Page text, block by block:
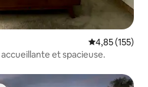
Évaluation
4,85 (155)
et spacieuse.